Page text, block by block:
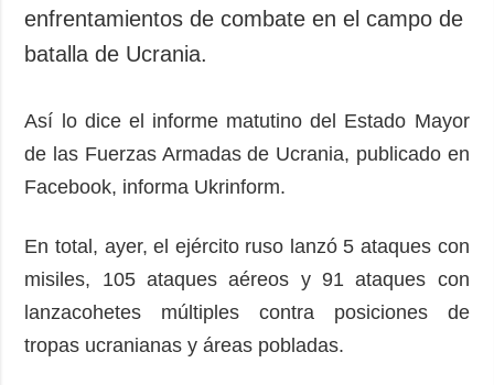
ADICIONAL
Podcasts
Entrevistas
Fotos
Video
SERVICIOS
enfrentamientos de combate en el campo de
batalla de Ucrania.
Así lo dice el informe matutino del Estado Mayor
de las Fuerzas Armadas de Ucrania, publicado en
Facebook, informa Ukrinform.
En total, ayer, el ejército ruso lanzó 5 ataques con
misiles, 105 ataques aéreos y 91 ataques con
lanzacohetes múltiples contra posiciones de
tropas ucranianas y áreas pobladas.